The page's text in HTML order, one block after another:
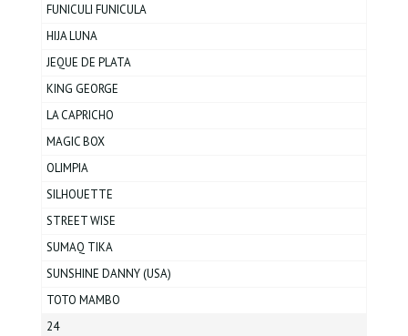
FUNICULI FUNICULA
HIJA LUNA
JEQUE DE PLATA
KING GEORGE
LA CAPRICHO
MAGIC BOX
OLIMPIA
SILHOUETTE
STREET WISE
SUMAQ TIKA
SUNSHINE DANNY (USA)
TOTO MAMBO
24